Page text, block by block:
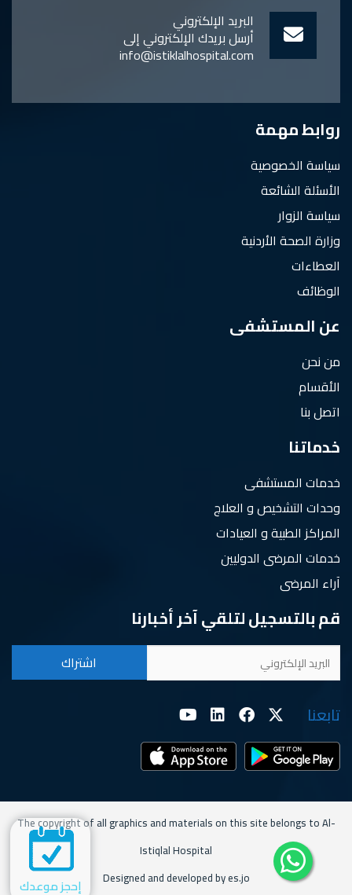
إحجز موعدك
البريد الإلكتروني
أرسل بريدك الإلكتروني إلى
info@istiklalhospital.com
روابط مهمة
سياسة الخصوصية
الأسئلة الشائعة
سياسة الزوار
وزارة الصحة الأردنية
العطاءات
الوظائف
عن المستشفى
من نحن
الأقسام
اتصل بنا
خدماتنا
خدمات المستشفى
وحدات التشخيص و العلاج
المراكز الطبية و العيادات
خدمات المرضى الدوليين
آراء المرضى
قم بالتسجيل لتلقي آخر أخبارنا
تابعنا
The copyright of all graphics and materials on this site belongs to Al-
Istiqlal Hospital
Designed and developed by es.jo